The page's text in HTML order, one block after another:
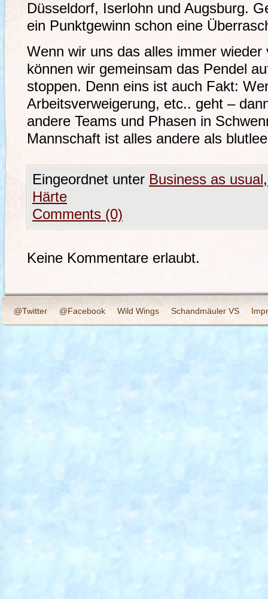
Düsseldorf, Iserlohn und Augsburg.
ein Punktgewinn schon eine
Wenn wir uns das alles immer
können wir gemeinsam das Pendel
stoppen. Denn eins ist auch Fakt:
Arbeitsverweigerung, etc.. geht –
andere Teams und Phasen in
Mannschaft ist alles andere als
Eingeordnet unter Business as usual,
Härte
Comments (0)
Keine Kommentare erlaubt.
@Twitter @Facebook Wild Wings Schandmäuler VS